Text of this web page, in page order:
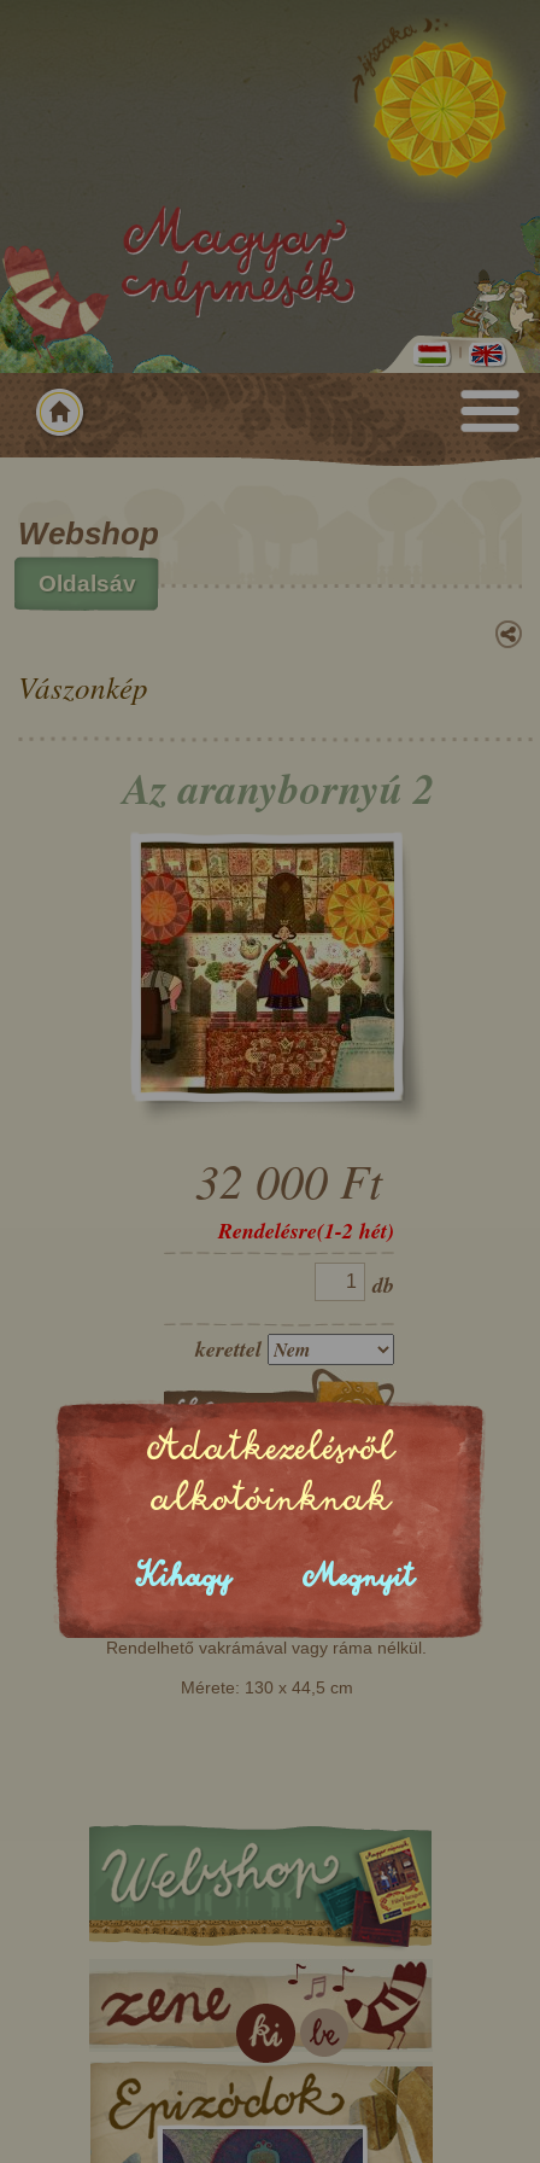
Webshop
Oldalsáv
Vászonkép
Az aranybornyú 2
32 000 Ft
Rendelésre(1-2 hét)
db
kerettel
(A teljes nyomat megtekintéséhez kattintson a képre!)
Rendelhető vakrámával vagy ráma nélkül.
Mérete: 130 x 44,5 cm
Adatkezelésről
alkotóinknak
Kihagy Megnyit